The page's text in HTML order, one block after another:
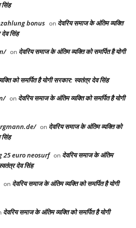
सिंह
bonus on देवरिय समाज के अंतिम व्यक्ति
देव सिंह
on देवरिय समाज के अंतिम व्यक्ति को समर्पित है योगी
को समर्पित है योगी सरकार: स्वतंत्र देव सिंह
on देवरिय समाज के अंतिम व्यक्ति को समर्पित है योगी
on देवरिय समाज के अंतिम व्यक्ति को
सिंह
euro neosurf on देवरिय समाज के अंतिम
देव सिंह
on देवरिय समाज के अंतिम व्यक्ति को समर्पित है योगी
देवरिय समाज के अंतिम व्यक्ति को समर्पित है योगी